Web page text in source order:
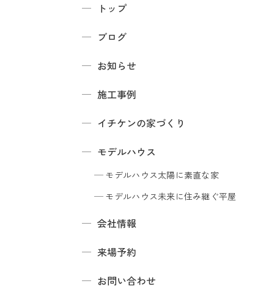
トップ
ブログ
お知らせ
施工事例
イチケンの家づくり
モデルハウス
モデルハウス太陽に素直な家
モデルハウス未来に住み継ぐ平屋
会社情報
来場予約
お問い合わせ